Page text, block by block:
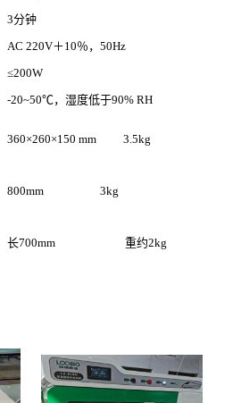
3分钟
AC 220V＋10％，50Hz
≤200W
-20~50℃，湿度低于90% RH
360×260×150 mm 3.5kg
800mm 3kg
长700mm 重约2kg